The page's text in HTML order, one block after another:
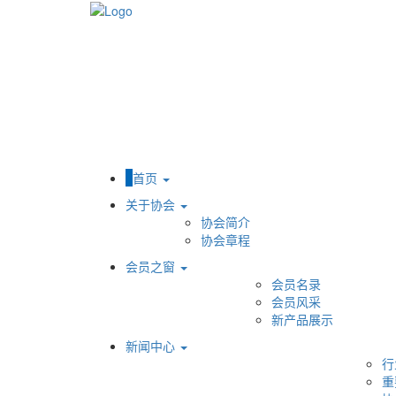
首页
关于协会
协会简介
协会章程
会员之窗
会员名录
会员风采
新产品展示
新闻中心